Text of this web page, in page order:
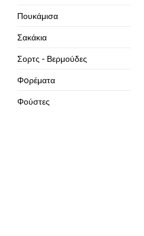
Πουκάμισα
Σακάκια
Σορτς - Βερμούδες
Φoρέματα
Φούστες